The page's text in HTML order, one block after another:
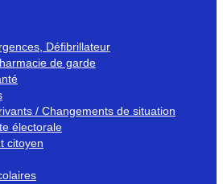
Défibrillateur
de garde
/ Changements de situation
électorale
citoyen